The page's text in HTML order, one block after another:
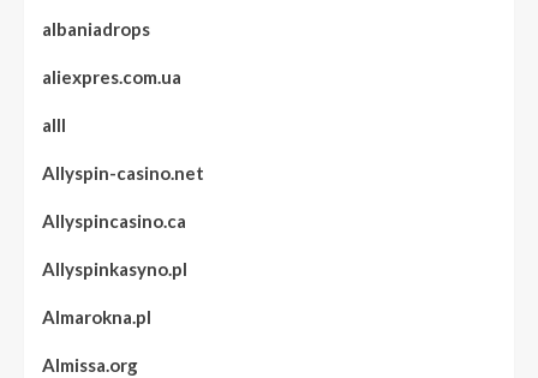
albaniadrops
aliexpres.com.ua
alll
Allyspin-casino.net
Allyspincasino.ca
Allyspinkasyno.pl
Almarokna.pl
Almissa.org